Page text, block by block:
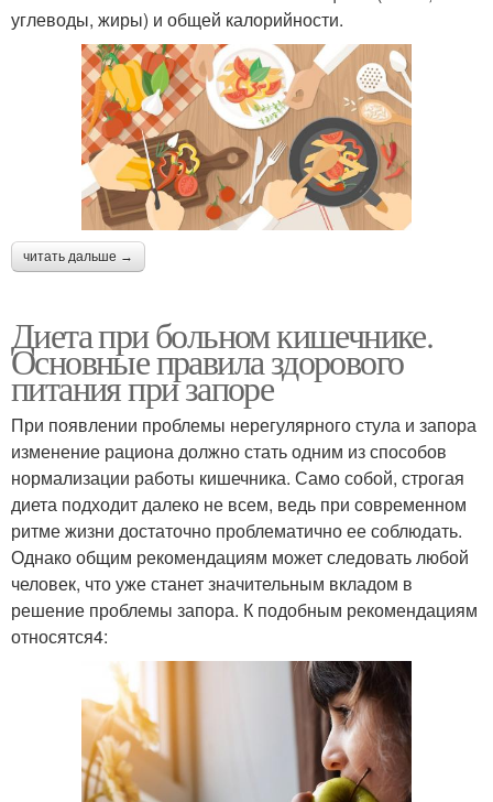
углеводы, жиры) и общей калорийности.
читать дальше →
Диета при больном кишечнике.
Основные правила здорового
питания при запоре
При появлении проблемы нерегулярного стула и запора
изменение рациона должно стать одним из способов
нормализации работы кишечника. Само собой, строгая
диета подходит далеко не всем, ведь при современном
ритме жизни достаточно проблематично ее соблюдать.
Однако общим рекомендациям может следовать любой
человек, что уже станет значительным вкладом в
решение проблемы запора. К подобным рекомендациям
относятся4: